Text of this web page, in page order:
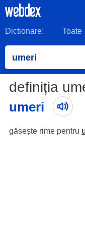
Dictionare: Toate
definiția
umeri
găsește rime pentru